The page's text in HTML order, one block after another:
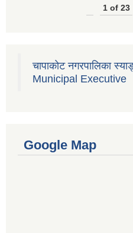
1 of 23
चापाकोट नगरपालिका
Municipal Executive
Google Map